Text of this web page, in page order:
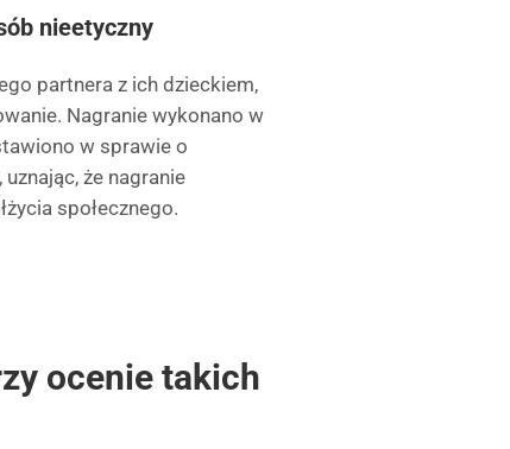
nieetyczny
partnera z ich dzieckiem,
Nagranie wykonano w
w sprawie o
że nagranie
społecznego.
ocenie takich